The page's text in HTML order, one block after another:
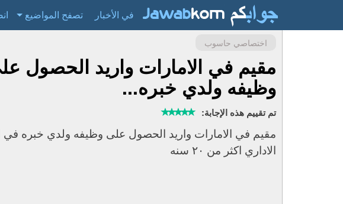
في الأخبار تصفح المواضيع
اختصاصي حاسوب
مقيم في الامارات واريد الحصول
وظيفه ولدي خبره...
تم تقييم هذه الإجابة:
مقيم في الامارات واريد الحصول على وظيفه ولدي خبره في
الاداري اكثر من ٢٠ سنه